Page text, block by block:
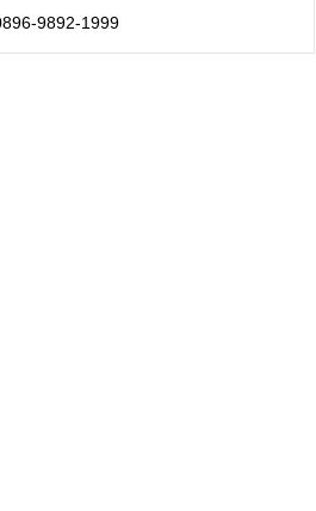
9892-1999